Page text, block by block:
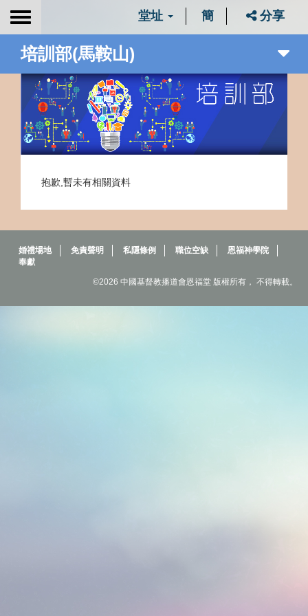
Toggle
堂址 簡 分享
培訓部(馬鞍山)
抱歉,暫未有相關資料
婚禮場地 免責聲明 私隱條例 職位空缺
恩福神學院
奉獻
©2026 中國基督教播道會恩福堂 版權所有， 不得轉載。